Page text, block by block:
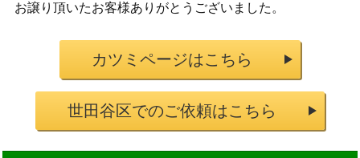
お譲り頂いたお客様ありがとうございました。
カツミページはこちら
世田谷区でのご依頼はこちら